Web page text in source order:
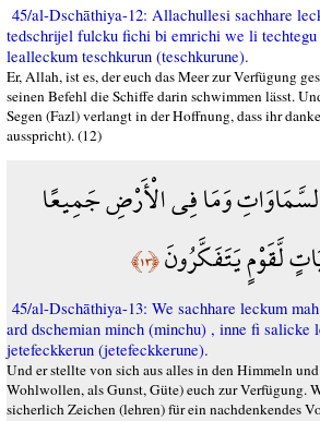
45/al-Dschāthiya-12: Allachullesi sachhare
tedschrijel fulcku fichi bi emrichi we li
lealleckum teschkurun (teschkurune).
Er, Allah, ist es, der euch das Meer zur Verfügung
seinen Befehl die Schiffe darin schwimmen lässt.
Segen (Fazl) verlangt in der Hoffnung, dass ihr
ausspricht). (12)
وَمَا فِي الْأَرْضِ جَمِيعًا
لَّقَوْمٍ يَتَفَكَّرُونَ﴿١٣﴾
45/al-Dschāthiya-13: We sachhare leckum
ard dschemian minch (minchu) , inne fi
jetefeckkerun (jetefeckkerune).
Und er stellte von sich aus alles in den Himmeln
Wohlwollen, als Gunst, Güte) euch zur Verfügung.
sicherlich Zeichen (lehren) für ein nachdenkendes